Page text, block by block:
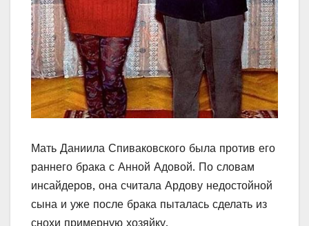
Мать Даниила Спиваковского была против его
раннего брака с Анной Адовой. По словам
инсайдеров, она считала Ардову недостойной
сына и уже после брака пыталась сделать из
снохи примерную хозяйку.